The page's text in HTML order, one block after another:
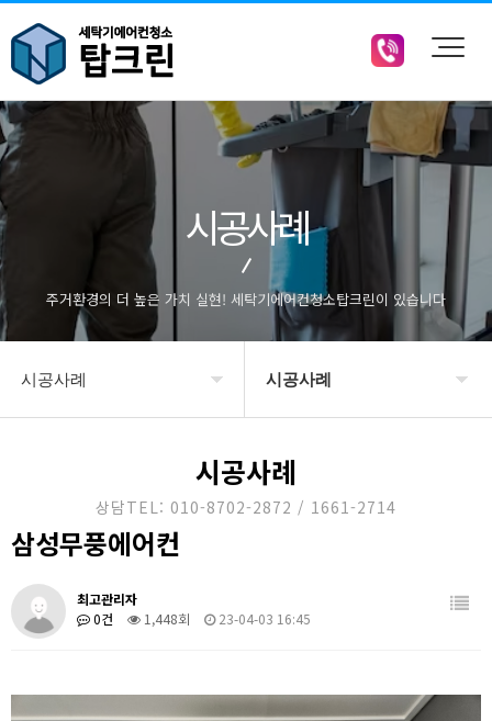
시공사례
주거환경의 더 높은 가치 실현! 세탁기에어컨청소탑크린이 있습니다
시공사례
시공사례
견적문의
고객센터
시공사례
시공사례
상담TEL: 010-8702-2872 / 1661-2714
삼성무풍에어컨
최고관리자
0건
1,448회 23-04-03 16:45